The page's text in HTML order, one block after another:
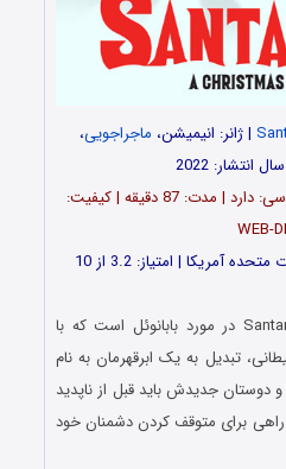
| ژانر: انیمیشن، ماجراجویی،
انتشار: 2022
زبان: انگلیسی | زیرنویس فارسی: دارد | مدت: 87 دقیقه | کیفیت:
WEB-
انیمیشن سانتامن Santaman 2022 در مورد بابانوئل است که با
تبدیل به یک ابرقهرمان به نام
دوستان جدیدش باید قبل از ناپدید
برای متوقف کردن دشمنان خود